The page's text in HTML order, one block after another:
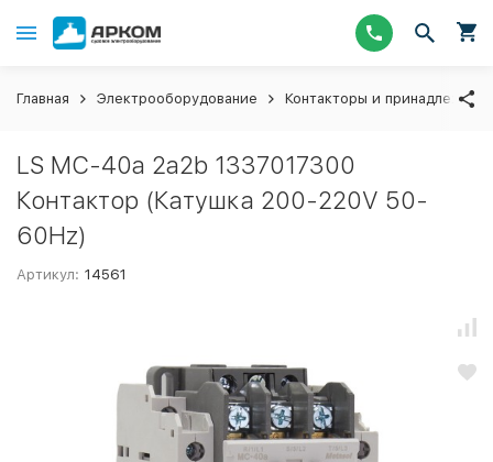
Главная Электрооборудование Контакторы и
LS MC-40a 2a2b 1337017300
Контактор (Катушка 200-220V 50-
60Hz)
Артикул: 14561